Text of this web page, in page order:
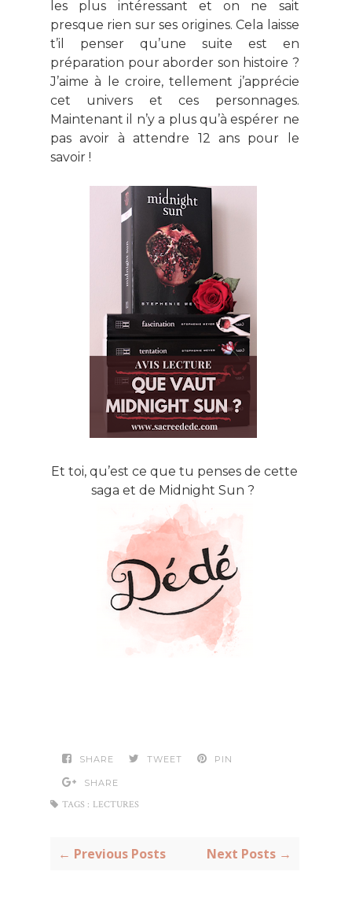
les plus intéressant et on ne sait
presque rien sur ses origines. Cela laisse
t’il penser qu’une suite est en
préparation pour aborder son histoire ?
J’aime à le croire, tellement j’apprécie
cet univers et ces personnages.
Maintenant il n’y a plus qu’à espérer ne
pas avoir à attendre 12 ans pour le
savoir !
Et toi, qu’est ce que tu penses de cette
saga et de Midnight Sun ?
SHARE TWEET PIN
SHARE
TAGS : LECTURES
← Previous Posts Next Posts →